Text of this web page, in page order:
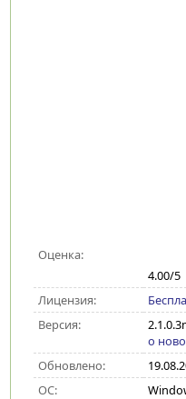
Оценка:
4.00/5
Лицензия:
Версия:
о
Обновлено:
ОС: